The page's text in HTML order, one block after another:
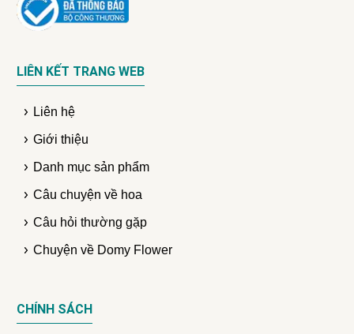
Chất Lượng Đảm Bảo Từ Domyflower
phẩm hoa tươi và quà tặng chất lượng nhất. Mỗi bó hoa
đều được thực hiện với sự tỉ mỉ và tận tâm, giúp bạn
gửi gắm thông điệp yêu thương một cách trọn vẹn và
LIÊN KẾT TRANG WEB
Liên hệ
Giới thiệu
Danh mục sản phẩm
Câu chuyện về hoa
Câu hỏi thường gặp
Chuyện về Domy Flower
CHÍNH SÁCH